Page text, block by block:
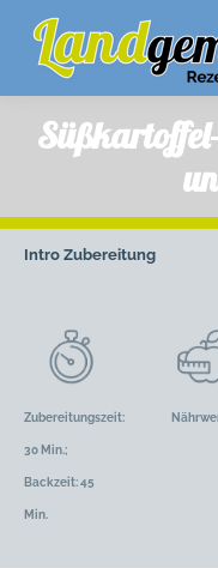
Intro Zubereitung
Zubereitungszeit:
30 Min.;
Backzeit: 45
Min.